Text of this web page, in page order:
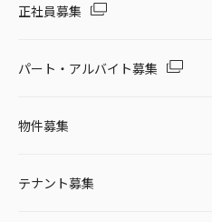
正社員募集
パート・アルバイト募集
物件募集
テナント募集